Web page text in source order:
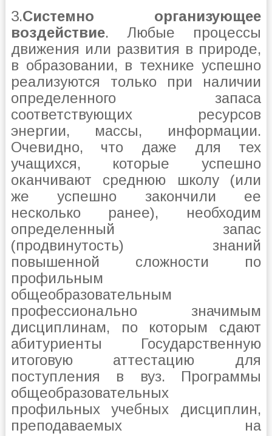
3.Системно организующее
воздействие. Любые процессы
движения или развития в природе,
в образовании, в технике успешно
реализуются только при наличии
определенного запаса
соответствующих ресурсов
энергии, массы, информации.
Очевидно, что даже для тех
учащихся, которые успешно
оканчивают среднюю школу (или
же успешно закончили ее
несколько ранее), необходим
определенный запас
(продвинутость) знаний
повышенной сложности по
профильным
общеобразовательным
профессионально значимым
дисциплинам, по которым сдают
абитуриенты Государственную
итоговую аттестацию для
поступления в вуз. Программы
общеобразовательных
профильных учебных дисциплин,
преподаваемых на